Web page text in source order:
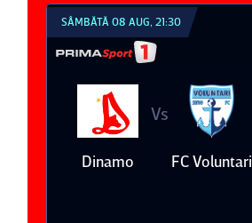
SÂMBĂTĂ 08 AUG, 21:30
Dinamo
Vs
FC Voluntari